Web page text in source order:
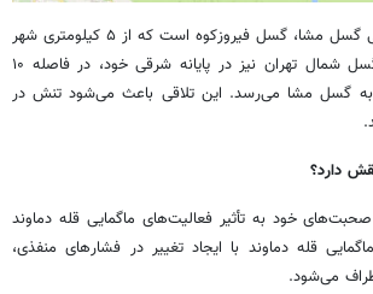
به گفته وی، انتهای شرقی گسل مشا، گسل فیروزکوه است که از ۵ کیلومتری شهر
فیروزکوه عبور می‌کند. گسل شمال تهران نیز در پایانه شرقی خود، در فاصله ۱۰
گسل مشا می‌رسد. این تلاقی باعث می‌شود تنش در
دارد؟
خود به تأثیر فعالیت‌های ماگمایی قله دماوند
قله دماوند با ایجاد تغییر در فشارهای منفذی،
می‌شود.